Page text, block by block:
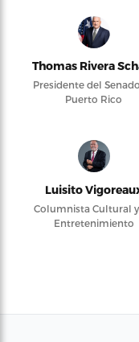
Thomas Rivera
Presidente del
Puerto Rico
Luisito
Columnista Cultural
Entretenimiento